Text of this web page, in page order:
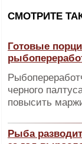
CМОТРИТЕ
Готовые
черного
повысить
Рыба